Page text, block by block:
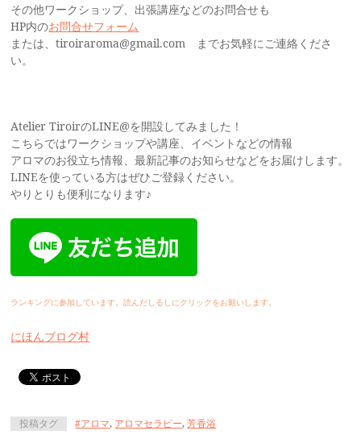
その他ワークショップ、出張講座などのお問合せも
HP内のお問合せフォーム
または、tiroiraroma@gmail.com までお気軽にご連絡くださ
い。
Atelier TiroirのLINE@を開設してみました！
こちらではワークショップや講座、イベントなどの情報
アロマのお役立ち情報、最新記事のお知らせなどをお届けします。
LINEを使っている方はぜひご登録ください。
やりとりも便利になります♪
ランキングに参加しています。読んだしるしにクリックをお願いします。
にほんブログ村
投稿タグ #アロマ, アロマセラピー,芳香浴